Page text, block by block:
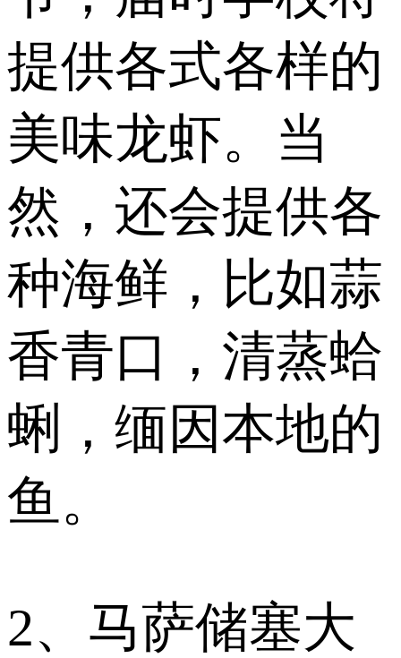
提供各式各样的
美味龙虾。当
然，还会提供各
种海鲜，比如蒜
香青口，清蒸蛤
蜊，缅因本地的
鱼。
2、马萨储塞大